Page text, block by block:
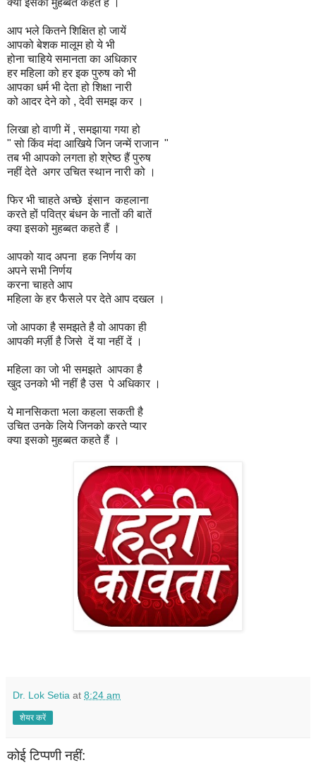
आप भले कितने शिक्षित हो जायें
आपको बेशक मालूम हो ये भी
होना चाहिये समानता का अधिकार
हर महिला को हर इक पुरुष को भी
आपका धर्म भी देता हो शिक्षा नारी
को आदर देने को , देवी समझ कर ।
लिखा हो वाणी में , समझाया गया हो
" सो किंव मंदा आखिये जिन जन्में राजान "
तब भी आपको लगता हो श्रेष्ठ हैं पुरुष
नहीं देते अगर उचित स्थान नारी को ।
फिर भी चाहते अच्छे इंसान कहलाना
करते हों पवित्र बंधन के नातों की बातें
क्या इसको मुहब्बत कहते हैं ।
आपको याद अपना हक निर्णय का
अपने सभी निर्णय
करना चाहते आप
महिला के हर फैसले पर देते आप दखल ।
जो आपका है समझते है वो आपका ही
आपकी मर्ज़ी है जिसे दें या नहीं दें ।
महिला का जो भी समझते आपका है
खुद उनको भी नहीं है उस पे अधिकार ।
ये मानसिकता भला कहला सकती है
उचित उनके लिये जिनको करते प्यार
क्या इसको मुहब्बत कहते हैं ।
Dr. Lok Setia at 8:24 am
शेयर करें
कोई टिप्पणी नहीं: